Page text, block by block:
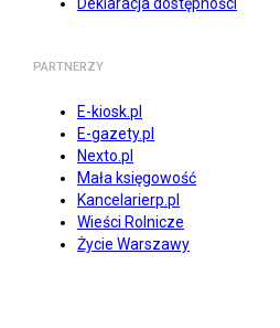
PARTNERZY
E-kiosk.pl
E-gazety.pl
Nexto.pl
Mała księgowość
Kancelarierp.pl
Wieści Rolnicze
Życie Warszawy